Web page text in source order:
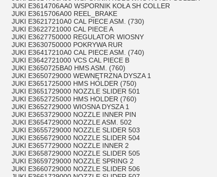
JUKI E3614706AA0 WSPORNIK KOŁA SH COLLER
JUKI E3615706A00 REEL_BRAKE
JUKI E36217210A0 CAL PIECE ASM. (730)
JUKI E3622721000 CAL PIECE A
JUKI E3627750000 REGULATOR WIOSNY
JUKI E3630750000 POKRYWA RUR
JUKI E36417210A0 CAL PIECE ASM. (740)
JUKI E3642721000 VCS CAL PIECE B
JUKI E3650725BA0 HMS ASM. (760)
JUKI E3650729000 WEWNĘTRZNA DYSZA 1
JUKI E3651725000 HMS HOLDER (750)
JUKI E3651729000 NOZZLE SLIDER 501
JUKI E3652725000 HMS HOLDER (760)
JUKI E3652729000 WIOSNA DYSZA 1
JUKI E3653729000 NOZZLE INNER PIN
JUKI E3654729000 NOZZLE ASM. 502
JUKI E3655729000 NOZZLE SLIDER 503
JUKI E3656729000 NOZZLE SLIDER 504
JUKI E3657729000 NOZZLE INNER 2
JUKI E3658729000 NOZZLE SLIDER 505
JUKI E3659729000 NOZZLE SPRING 2
JUKI E3660729000 NOZZLE SLIDER 506